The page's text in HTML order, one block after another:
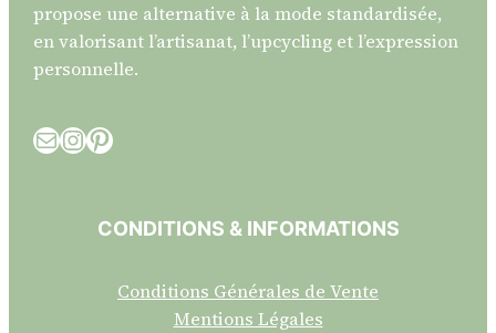
propose une alternative à la mode standardisée,
en valorisant l’artisanat, l’upcycling et l’expression
personnelle.
E-mail InstagramPinterest
CONDITIONS & INFORMATIONS
Conditions Générales de Vente
Mentions Légales